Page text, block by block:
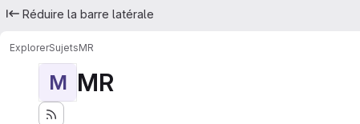
Réduire la barre latérale
ExplorerSujetsMR
M MR